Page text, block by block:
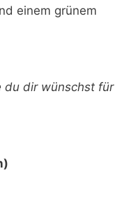
einem grünem
du dir wünschst für